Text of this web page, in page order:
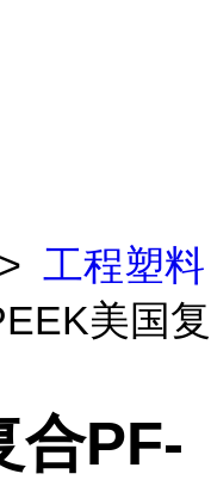
> 工程塑料
美国复
合PF-